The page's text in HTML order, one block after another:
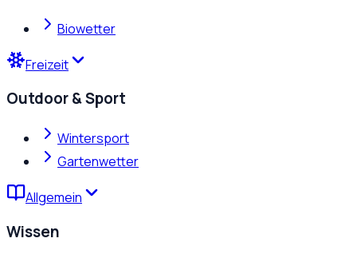
Biowetter
Freizeit
Outdoor & Sport
Wintersport
Gartenwetter
Allgemein
Wissen